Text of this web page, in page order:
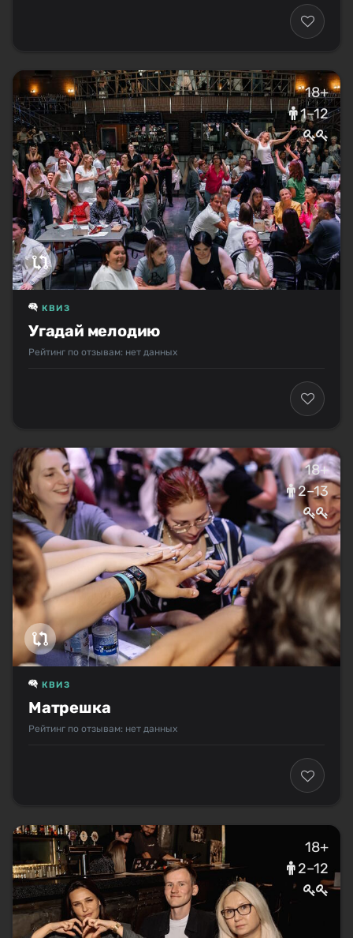
18+
1–12
Угадай мелодию
КВИЗ
Рейтинг по отзывам: нет данных
18+
2–13
Матрешка
КВИЗ
Рейтинг по отзывам: нет данных
18+
2–12